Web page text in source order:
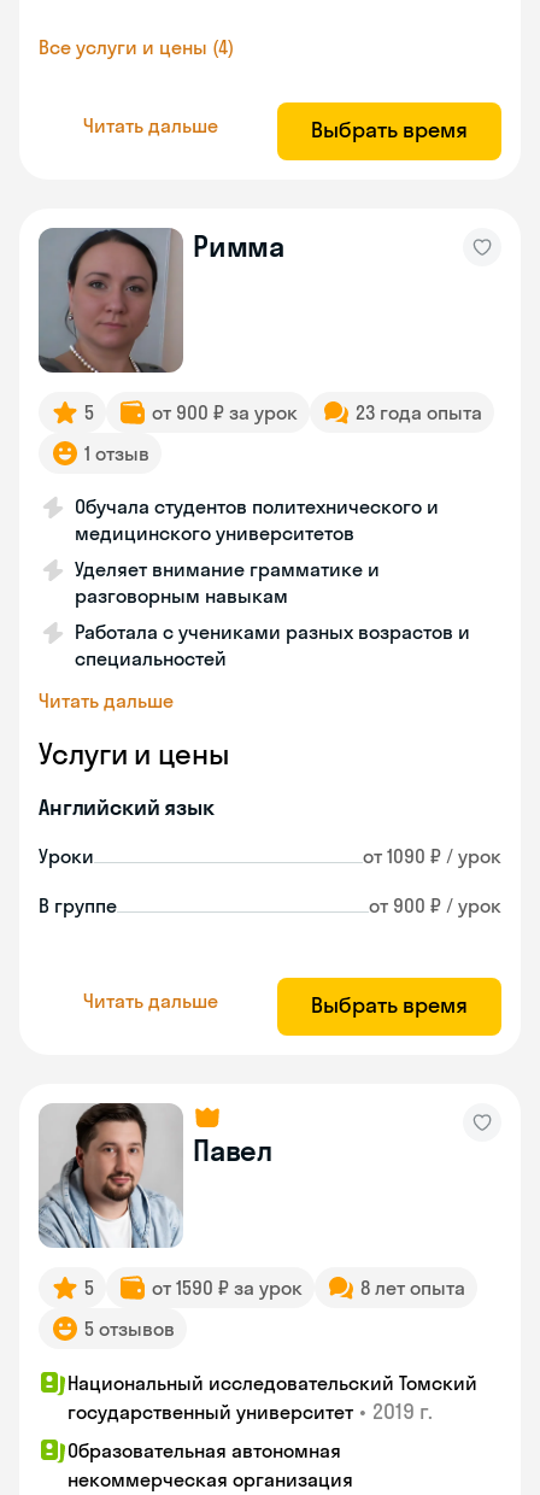
Все услуги и цены (4)
Читать дальше Выбрать время
Римма
5 от 900 ₽ за урок
23 года опыта
1 отзыв
Обучала студентов политехнического и
медицинского университетов
Уделяет внимание грамматике и
разговорным навыкам
Работала с учениками разных возрастов и
специальностей
Читать дальше
Услуги и цены
Английский язык
Уроки от 1090 ₽ / урок
В группе от 900 ₽ / урок
Читать дальше Выбрать время
Павел
5 от 1590 ₽ за урок
8 лет опыта
5 отзывов
Национальный исследовательский Томский
государственный университет • 2019 г.
Образовательная автономная
некоммерческая организация